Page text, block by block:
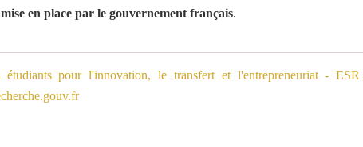
mise en place par le gouvernement français.